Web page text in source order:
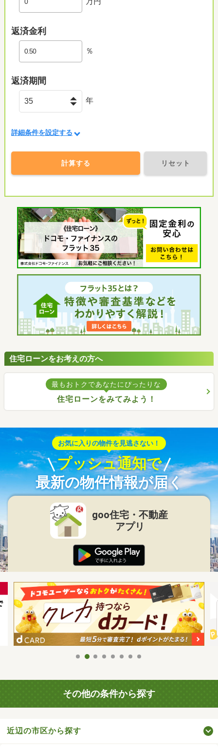
返済金利
％
返済期間
年
詳細条件を設定する
計算する リセット
住宅ローンをお考えの方へ
最もおトクであなたにぴったりな
住宅ローンをみてみよう！
お気に入りの物件を見逃さない！
プッシュ通知で
最新の物件情報が届く
goo住宅・不動産
アプリ
その他の条件から探す
近辺の市区から探す